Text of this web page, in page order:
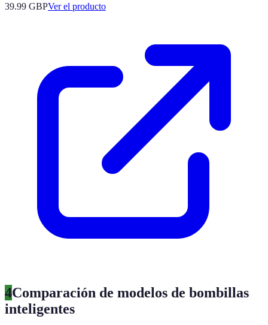
39.99 GBPVer el producto
4Comparación de modelos de bombillas
inteligentes